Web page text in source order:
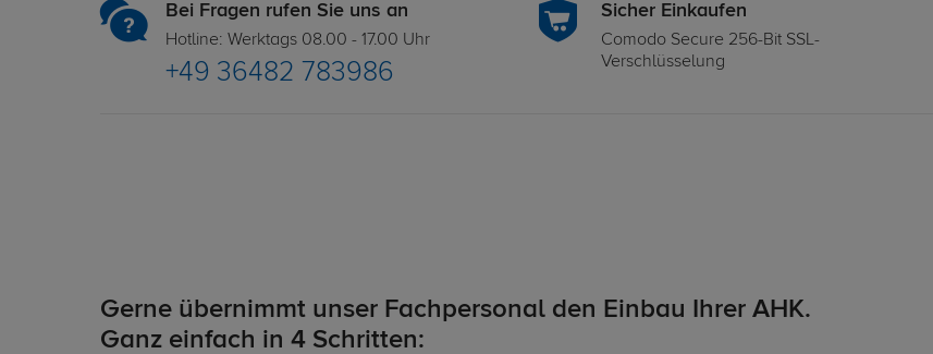
Bei Fragen rufen Sie uns an
Hotline: Werktags 08.00 - 17.00 Uhr
+49 36482 783986
Sicher Einkaufen
Comodo Secure 256-Bit SSL-
Verschlüsselung
Gerne übernimmt unser Fachpersonal den Einbau Ihrer AHK.
Ganz einfach in 4 Schritten: